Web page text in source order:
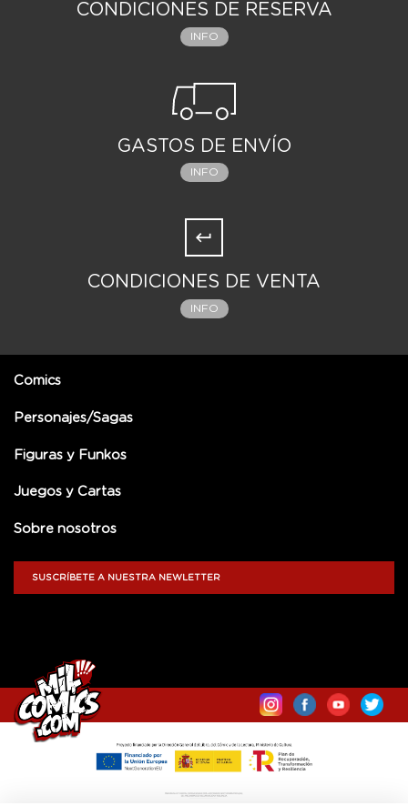
CONDICIONES DE RESERVA
INFO
GASTOS DE ENVÍO
INFO
CONDICIONES DE VENTA
INFO
Comics
Personajes/Sagas
Figuras y Funkos
Juegos y Cartas
Sobre nosotros
SUSCRÍBETE A NUESTRA NEWLETTER